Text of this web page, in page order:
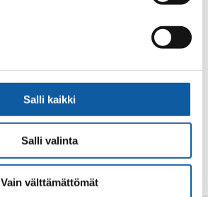
Salli kaikki
Salli valinta
Vain välttämättömät